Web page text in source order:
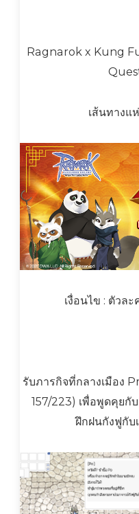
Ragnarok x Kung
เส้นทางแ
เงื่อนไข : ตัวล
รับภารกิจที่กลางเมือง
157/223) เพื่อพูดคุยกั
ฝึกฝนกังฟูกับ